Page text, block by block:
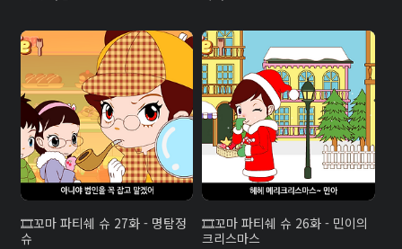
꼬마 파티쉐 슈 27화 - 명탐정
슈
꼬마 파티쉐 슈 26화 - 민이의
크리스마스